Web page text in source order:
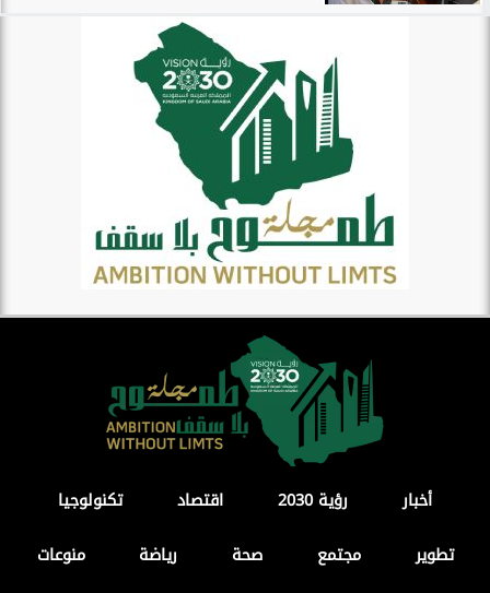
أخبار رؤية 2030 اقتصاد
تكنولوجيا
تطوير
مجتمع صحة رياضة
منوعات